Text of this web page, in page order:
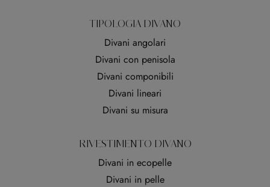
TIPOLOGIA DIVANO
Divani angolari
Divani con penisola
Divani componibili
Divani lineari
Divani su misura
RIVESTIMENTO DIVANO
Divani in ecopelle
Divani in pelle